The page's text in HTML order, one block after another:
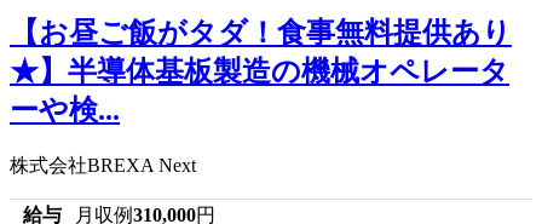
【お昼ご飯がタダ！食事無料提供あり
★】半導体基板製造の機械オペレータ
ーや検...
株式会社BREXA Next
給与 月収例310,000円